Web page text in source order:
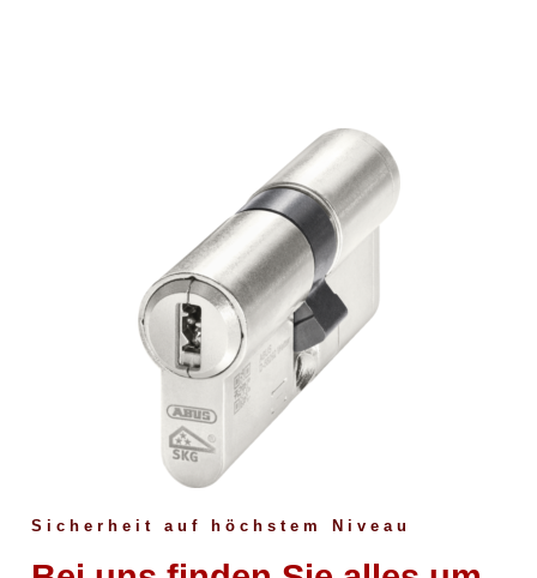
Sicherheit auf höchstem Niveau